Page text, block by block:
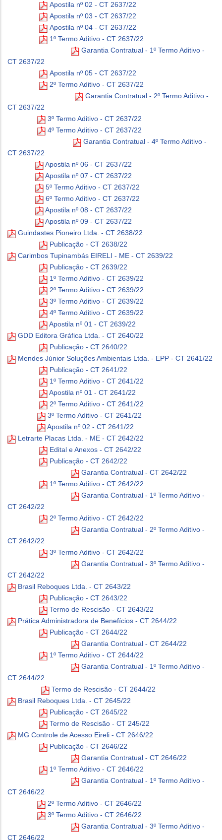
Apostila nº 02 - CT 2637/22
Apostila nº 03 - CT 2637/22
Apostila nº 04 - CT 2637/22
1º Termo Aditivo - CT 2637/22
Garantia Contratual - 1º Termo Aditivo -
CT 2637/22
Apostila nº 05 - CT 2637/22
2º Termo Aditivo - CT 2637/22
Garantia Contratual - 2º Termo Aditivo -
CT 2637/22
3º Termo Aditivo - CT 2637/22
4º Termo Aditivo - CT 2637/22
Garantia Contratual - 4º Termo Aditivo -
CT 2637/22
Apostila nº 06 - CT 2637/22
Apostila nº 07 - CT 2637/22
5º Termo Aditivo - CT 2637/22
6º Termo Aditivo - CT 2637/22
Apostila nº 08 - CT 2637/22
Apostila nº 09 - CT 2637/22
Guindastes Pioneiro Ltda. - CT 2638/22
Publicação - CT 2638/22
Carimbos Tupinambás EIRELI - ME - CT 2639/22
Publicação - CT 2639/22
1º Termo Aditivo - CT 2639/22
2º Termo Aditivo - CT 2639/22
3º Termo Aditivo - CT 2639/22
4º Termo Aditivo - CT 2639/22
Apostila nº 01 - CT 2639/22
GDD Editora Gráfica Ltda. - CT 2640/22
Publicação - CT 2640/22
Mendes Júnior Soluções Ambientais Ltda. - EPP - CT 2641/22
Publicação - CT 2641/22
1º Termo Aditivo - CT 2641/22
Apostila nº 01 - CT 2641/22
2º Termo Aditivo - CT 2641/22
3º Termo Aditivo - CT 2641/22
Apostila nº 02 - CT 2641/22
Letrarte Placas Ltda. - ME - CT 2642/22
Edital e Anexos - CT 2642/22
Publicação - CT 2642/22
Garantia Contratual - CT 2642/22
1º Termo Aditivo - CT 2642/22
Garantia Contratual - 1º Termo Aditivo -
CT 2642/22
2º Termo Aditivo - CT 2642/22
Garantia Contratual - 2º Termo Aditivo -
CT 2642/22
3º Termo Aditivo - CT 2642/22
Garantia Contratual - 3º Termo Aditivo -
CT 2642/22
Brasil Reboques Ltda. - CT 2643/22
Publicação - CT 2643/22
Termo de Rescisão - CT 2643/22
Prática Administradora de Benefícios - CT 2644/22
Publicação - CT 2644/22
Garantia Contratual - CT 2644/22
1º Termo Aditivo - CT 2644/22
Garantia Contratual - 1º Termo Aditivo -
CT 2644/22
Termo de Rescisão - CT 2644/22
Brasil Reboques Ltda. - CT 2645/22
Publicação - CT 2645/22
Termo de Rescisão - CT 245/22
MG Controle de Acesso Eireli - CT 2646/22
Publicação - CT 2646/22
Garantia Contratual - CT 2646/22
1º Termo Aditivo - CT 2646/22
Garantia Contratual - 1º Termo Aditivo -
CT 2646/22
2º Termo Aditivo - CT 2646/22
3º Termo Aditivo - CT 2646/22
Garantia Contratual - 3º Termo Aditivo -
CT 2646/22